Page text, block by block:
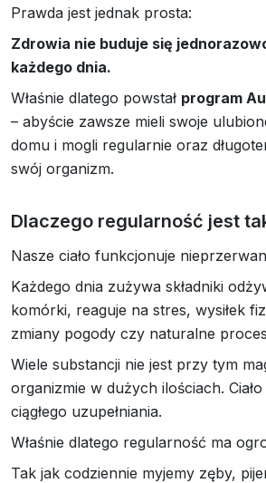
Prawda jest jednak prosta:
Zdrowia nie buduje się
każdego dnia.
Właśnie dlatego powstał program
– abyście zawsze mieli swoje
domu i mogli regularnie oraz
swój organizm.
Dlaczego regularność jest
Nasze ciało funkcjonuje
Każdego dnia zużywa składniki
komórki, reaguje na stres, wysiłek
zmiany pogody czy naturalne
Wiele substancji nie jest przy tym
organizmie w dużych ilościach.
ciągłego uzupełniania.
Właśnie dlatego regularność ma
Tak jak codziennie myjemy zęby,